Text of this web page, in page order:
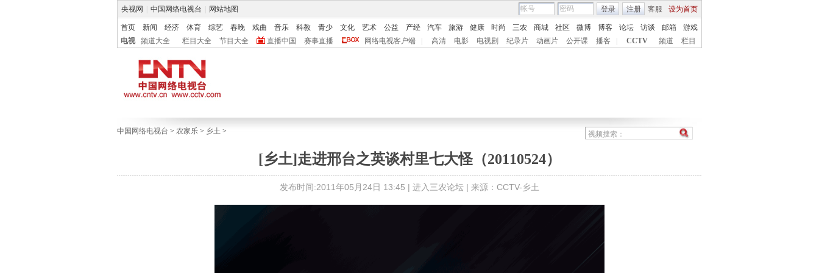
央视网 中国网络电视台 网站地图 客服 设为首页
登录 注册
首页 新闻 经济 体育 综艺 春晚 戏曲 音乐 科教 青少 文化 艺术 公益 产经 汽车 旅游 健康 时尚 三农 商城 社区 微博 博客 论坛 访谈 邮箱
游戏
电视
频道大全 栏目大全 节目大全 直播中国 赛事直播 网络电视客户端 高清 电影 电视剧 纪录片 动画片 公开课 播客 CCTV 频道 栏目
中国网络电视台 > 农家乐 > 乡土 >
[乡土]走进邢台之英谈村里七大怪（20110524）
发布时间:2011年05月24日 13:45 | 进入三农论坛 | 来源：CCTV-乡土